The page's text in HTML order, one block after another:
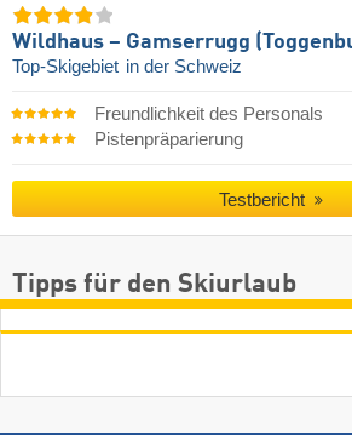
Wildhaus – Gamserrugg
Top-Skigebiet in der Schweiz
Freundlichkeit des Personals
Pistenpräparierung
Testbericht
Tipps für den Skiurlaub